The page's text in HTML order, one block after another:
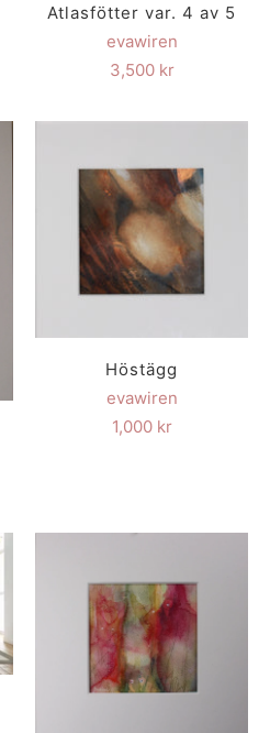
Atlasfötter var. 4 av 5
evawiren
3,500 kr
Höstägg
evawiren
1,000 kr